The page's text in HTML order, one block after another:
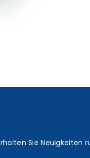
Sie Neuigkeiten